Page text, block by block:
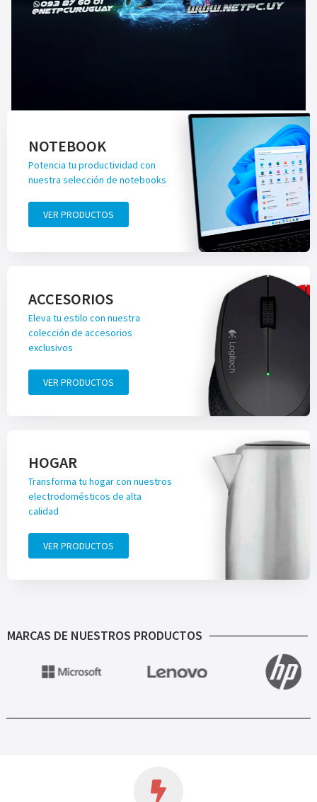
NOTEBOOK
Potencia tu productividad con
nuestra selección de notebooks
VER PRODUCTOS
ACCESORIOS
Eleva tu estilo con nuestra
colección de accesorios
exclusivos
VER PRODUCTOS
HOGAR
Transforma tu hogar con nuestros
electrodomésticos de alta
calidad
VER PRODUCTOS
MARCAS DE NUESTROS PRODUCTOS